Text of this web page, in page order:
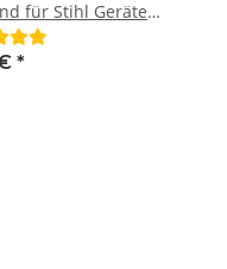
für Stihl Geräte
5 mm
*